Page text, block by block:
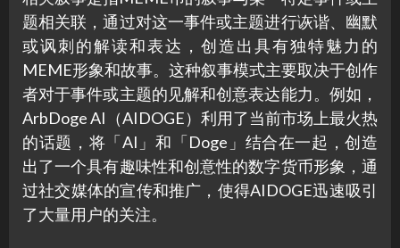
题相关联，通过对这一事件或主题进行诙谐、幽默
或讽刺的解读和表达，创造出具有独特魅力的
MEME形象和故事。这种叙事模式主要取决于创作
者对于事件或主题的见解和创意表达能力。例如，
ArbDoge AI（AIDOGE）利用了当前市场上最火热
的话题，将「AI」和「Doge」结合在一起，创造
出了一个具有趣味性和创意性的数字货币形象，通
过社交媒体的宣传和推广，使得AIDOGE迅速吸引
了大量用户的关注。